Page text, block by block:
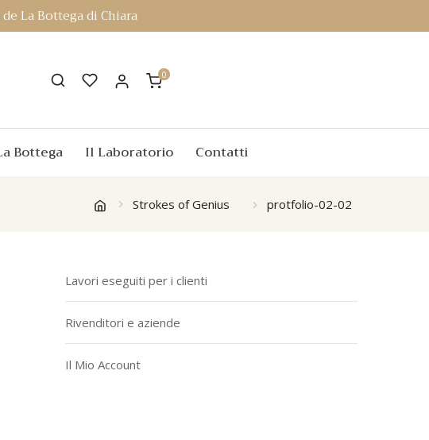
La Bottega di Chiara
0
Bottega Il Laboratorio Contatti
Strokes of Genius protfolio-02-02
Lavori eseguiti per i clienti
Rivenditori e aziende
Il Mio Account